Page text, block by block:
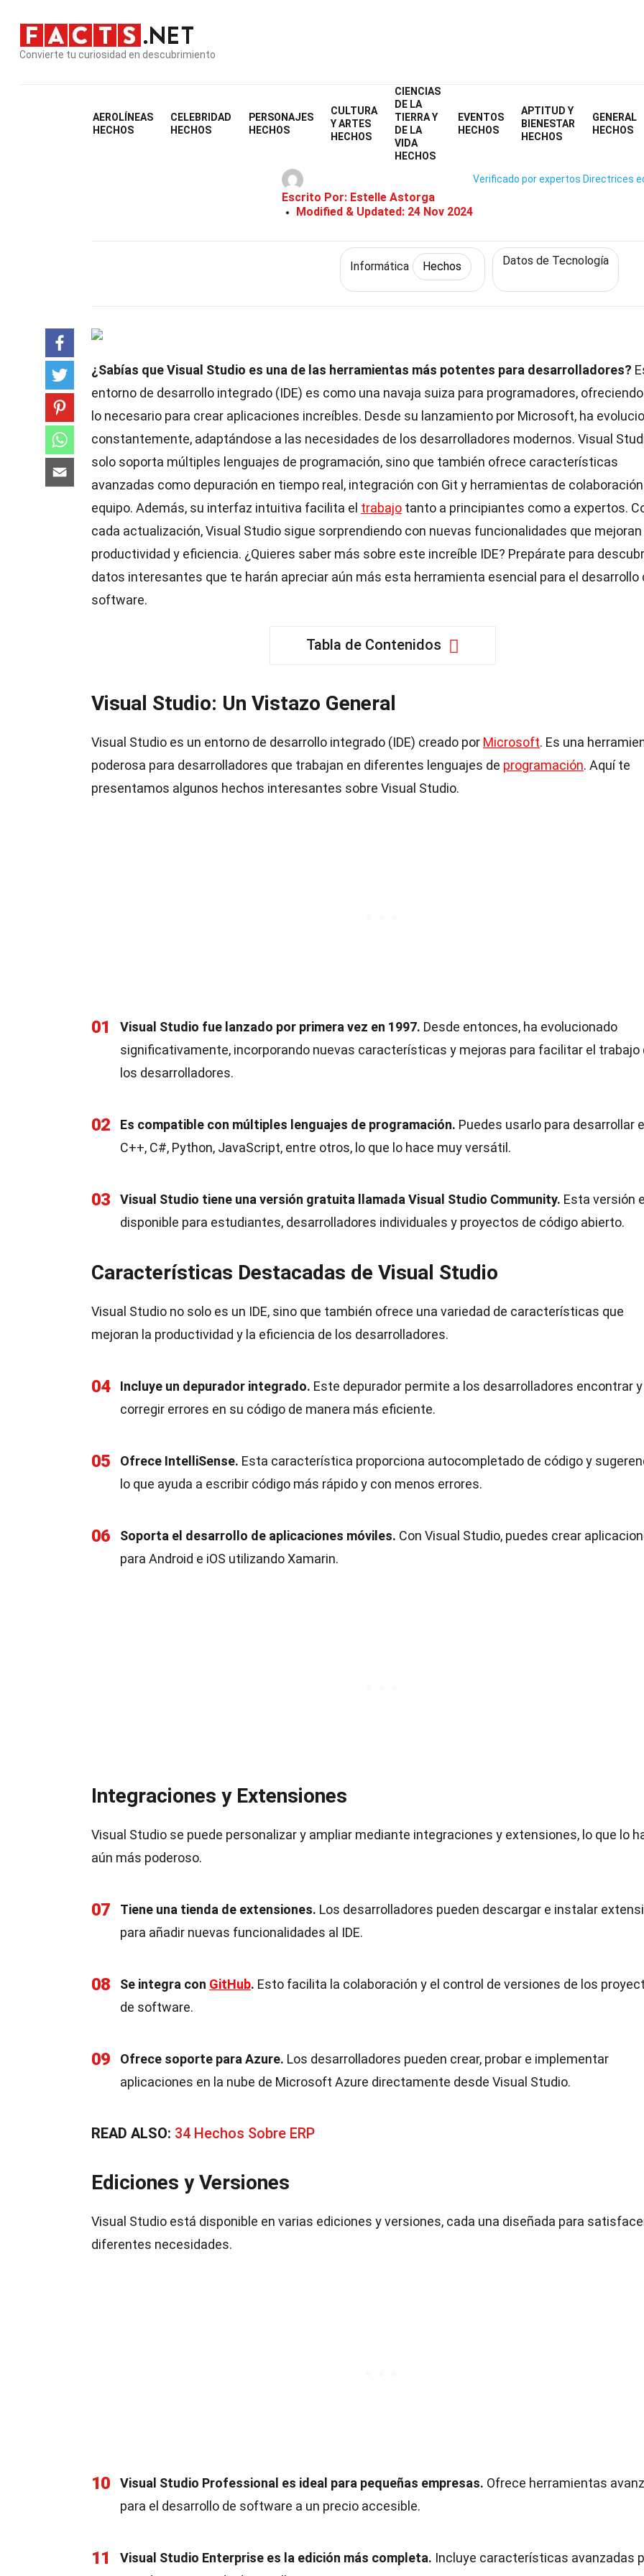
Convierte tu curiosidad en descubrimiento
AEROLÍNEAS
HECHOS
CELEBRIDAD
HECHOS
PERSONAJES
HECHOS
CULTURA
Y ARTES
HECHOS
CIENCIAS
DE LA
TIERRA Y
DE LA
VIDA
HECHOS
EVENTOS
HECHOS
APTITUD Y
BIENESTAR
HECHOS
GENERAL
HECHOS
Tecnología y Ciencias
31 Hechos Sobre Visual Studio
Escrito Por: Estelle Astorga
Modified & Updated: 24 Nov 2024
Verificado por expertos Directrices
Informática Hechos Datos de Tecnología
¿Sabías que Visual Studio es una de las herramientas más potentes para desarrolladores?
entorno de desarrollo integrado (IDE) es como una navaja suiza para programadores,
lo necesario para crear aplicaciones increíbles. Desde su lanzamiento por Microsoft, ha
constantemente, adaptándose a las necesidades de los desarrolladores modernos. Visual
solo soporta múltiples lenguajes de programación, sino que también ofrece características
avanzadas como depuración en tiempo real, integración con Git y herramientas de
equipo. Además, su interfaz intuitiva facilita el trabajo tanto a principiantes como a expertos.
cada actualización, Visual Studio sigue sorprendiendo con nuevas funcionalidades que mejoran
productividad y eficiencia. ¿Quieres saber más sobre este increíble IDE? Prepárate para
datos interesantes que te harán apreciar aún más esta herramienta esencial para el desarrollo
software.
Tabla de Contenidos
Visual Studio: Un Vistazo General
Visual Studio es un entorno de desarrollo integrado (IDE) creado por Microsoft. Es una
poderosa para desarrolladores que trabajan en diferentes lenguajes de programación. Aquí te
presentamos algunos hechos interesantes sobre Visual Studio.
01 Visual Studio fue lanzado por primera vez en 1997. Desde entonces, ha evolucionado
significativamente, incorporando nuevas características y mejoras para facilitar el trabajo
los desarrolladores.
02 Es compatible con múltiples lenguajes de programación. Puedes usarlo para desarrollar
C++, C#, Python, JavaScript, entre otros, lo que lo hace muy versátil.
03 Visual Studio tiene una versión gratuita llamada Visual Studio Community. Esta versión
disponible para estudiantes, desarrolladores individuales y proyectos de código abierto.
Características Destacadas de Visual Studio
Visual Studio no solo es un IDE, sino que también ofrece una variedad de características que
mejoran la productividad y la eficiencia de los desarrolladores.
04 Incluye un depurador integrado. Este depurador permite a los desarrolladores encontrar y
corregir errores en su código de manera más eficiente.
05 Ofrece IntelliSense. Esta característica proporciona autocompletado de código y
lo que ayuda a escribir código más rápido y con menos errores.
06 Soporta el desarrollo de aplicaciones móviles. Con Visual Studio, puedes crear
para Android e iOS utilizando Xamarin.
Integraciones y Extensiones
Visual Studio se puede personalizar y ampliar mediante integraciones y extensiones, lo que lo
aún más poderoso.
07 Tiene una tienda de extensiones. Los desarrolladores pueden descargar e instalar
para añadir nuevas funcionalidades al IDE.
08 Se integra con GitHub. Esto facilita la colaboración y el control de versiones de los
de software.
09 Ofrece soporte para Azure. Los desarrolladores pueden crear, probar e implementar
aplicaciones en la nube de Microsoft Azure directamente desde Visual Studio.
READ ALSO: 34 Hechos Sobre ERP
Ediciones y Versiones
Visual Studio está disponible en varias ediciones y versiones, cada una diseñada para
diferentes necesidades.
10 Visual Studio Professional es ideal para pequeñas empresas. Ofrece herramientas
para el desarrollo de software a un precio accesible.
11 Visual Studio Enterprise es la edición más completa. Incluye características avanzadas